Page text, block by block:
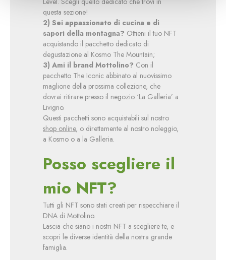
questa sezione!
2) Sei appassionato di cucina e di
sapori della montagna? Ottieni il tuo NFT
acquistando il pacchetto dedicato di
degustazione al Kosmo The Mountain;
3) Ami il brand Mottolino? Con il
pacchetto The Iconic abbinato al nuovissimo
maglione della prossima collezione, che
dovrai ritirare presso il negozio ‘La Galleria’ a
Livigno.
Questi pacchetti sono acquistabili sul nostro
shop online, o direttamente al nostro noleggio,
a Kosmo o a la Galleria.
Posso scegliere il
mio NFT?
Tutti gli NFT sono stati creati per rispecchiare il
DNA di Mottolino.
Lascia che siano i nostri NFT a scegliere te, e
scopri le diverse identità della nostra grande
famiglia.